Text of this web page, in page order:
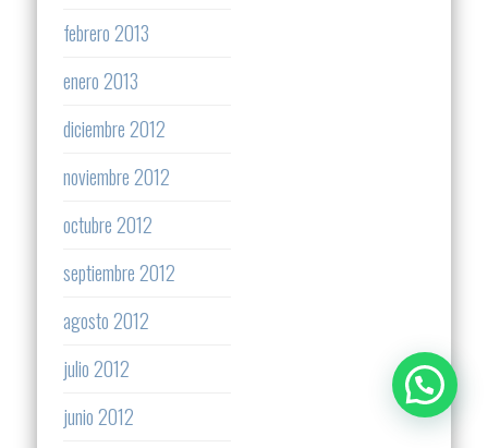
febrero 2013
enero 2013
diciembre 2012
noviembre 2012
octubre 2012
septiembre 2012
agosto 2012
julio 2012
junio 2012